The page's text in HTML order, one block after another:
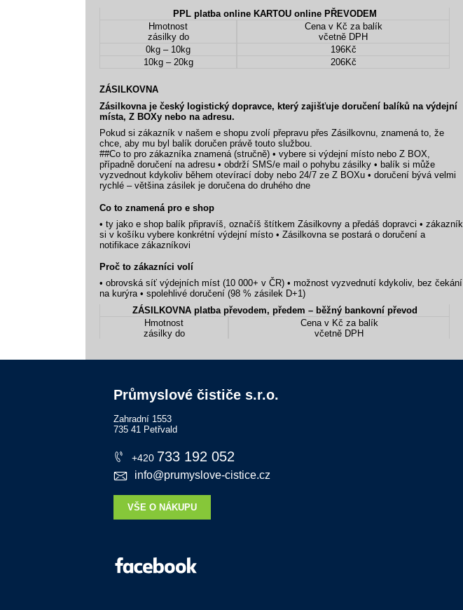
PPL platba online KARTOU online PŘEVODEM
Hmotnost
zásilky do
Cena v Kč za balík
včetně DPH
0kg – 10kg
196Kč
10kg – 20kg
206Kč
ZÁSILKOVNA
Zásilkovna je český logistický dopravce, který zajišťuje doručení balíků na výdejní
místa, Z BOXy nebo na adresu.
Pokud si zákazník v našem e shopu zvolí přepravu přes Zásilkovnu, znamená to, že
chce, aby mu byl balík doručen právě touto službou.
##Co to pro zákazníka znamená (stručně) • vybere si výdejní místo nebo Z BOX,
případně doručení na adresu • obdrží SMS/e mail o pohybu zásilky • balík si může
vyzvednout kdykoliv během otevírací doby nebo 24/7 ze Z BOXu • doručení bývá velmi
rychlé – většina zásilek je doručena do druhého dne
Co to znamená pro e shop
• ty jako e shop balík připravíš, označíš štítkem Zásilkovny a předáš dopravci • zákazník
si v košíku vybere konkrétní výdejní místo • Zásilkovna se postará o doručení a
notifikace zákazníkovi
Proč to zákazníci volí
• obrovská síť výdejních míst (10 000+ v ČR) • možnost vyzvednutí kdykoliv, bez čekání
na kurýra • spolehlivé doručení (98 % zásilek D+1)
ZÁSILKOVNA platba převodem, předem – běžný bankovní převod
Hmotnost
zásilky do
Cena v Kč za balík
včetně DPH
Průmyslové čističe s.r.o.
Zahradní 1553
735 41 Petřvald
+420 733 192 052
info@prumyslove-cistice.cz
VŠE O NÁKUPU